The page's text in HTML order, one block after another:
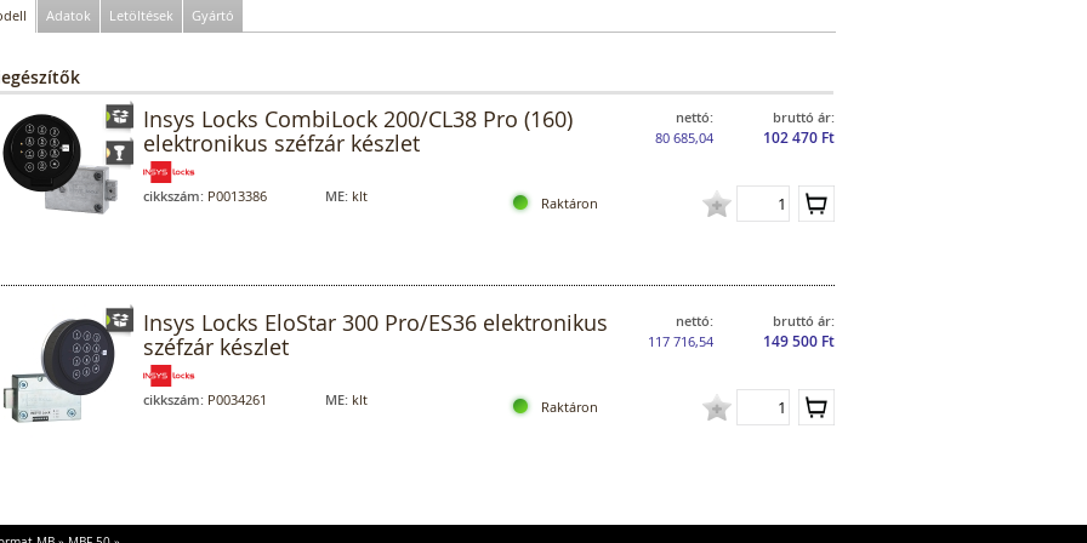
Adatok Letöltések Gyártó
nettó:
80 685,04
bruttó ár:
102 470 Ft
Insys Locks CombiLock 200/CL38 Pro (160)
elektronikus széfzár készlet
cikkszám: P0013386 ME: klt Raktáron
nettó:
117 716,54
bruttó ár:
149 500 Ft
Insys Locks EloStar 300 Pro/ES36 elektronikus
széfzár készlet
cikkszám: P0034261 ME: klt Raktáron